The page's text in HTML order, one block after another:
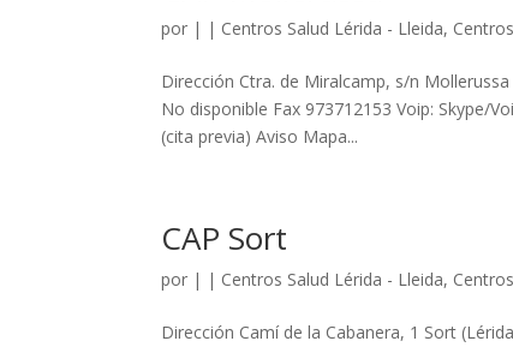
por | | Centros Salud Lérida - Lleida,
Dirección Ctra. de Miralcamp, s/n
No disponible Fax 973712153 Voip: Skype/
(cita previa) Aviso Mapa...
CAP Sort
por | | Centros Salud Lérida - Lleida,
Dirección Camí de la Cabanera, 1 Sort